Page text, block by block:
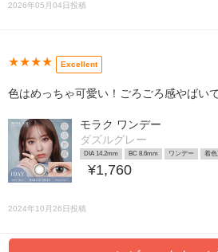
2026年05月04日投稿
★★★★ Excellent
色はめっちゃ可愛い！ごろごろ感やばい
モラク ワンデー
ダズルグレー
DIA 14.2mm BC 8.6mm ワンデー 着色
¥1,760
2024年10月26日投稿